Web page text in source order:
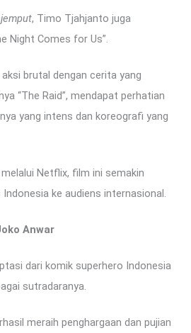
, Timo Tjahjanto juga
Night Comes for Us”.
brutal dengan cerita yang
“The Raid”, mendapat perhatian
yang intens dan koreografi yang
Netflix, film ini semakin
ke audiens internasional.
Anwar
dari komik superhero Indonesia
sutradaranya.
meraih penghargaan dan pujian